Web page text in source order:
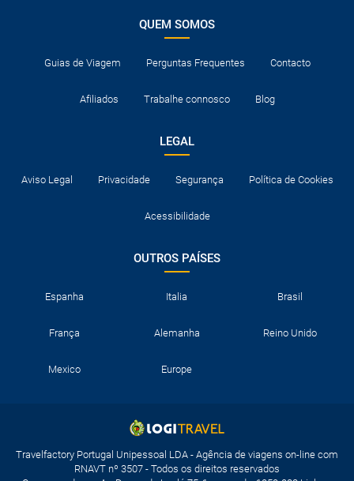
QUEM SOMOS
Guias de Viagem Perguntas Frequentes Contacto
Afiliados Trabalhe connosco Blog
LEGAL
Aviso Legal Privacidade Segurança Política de Cookies
Acessibilidade
OUTROS PAÍSES
Espanha Italia Brasil
França Alemanha Reino Unido
Mexico Europe
Travelfactory Portugal Unipessoal LDA - Agência de viagens on-line com
RNAVT nº 3507 - Todos os direitos reservados